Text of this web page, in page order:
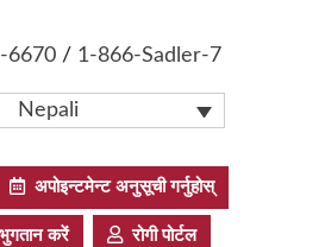
6670 / 1-866-Sadler-7
Nepali
अपोइन्टमेन्ट अनुसूची गर्नुहोस्
करें रोगी पोर्टल